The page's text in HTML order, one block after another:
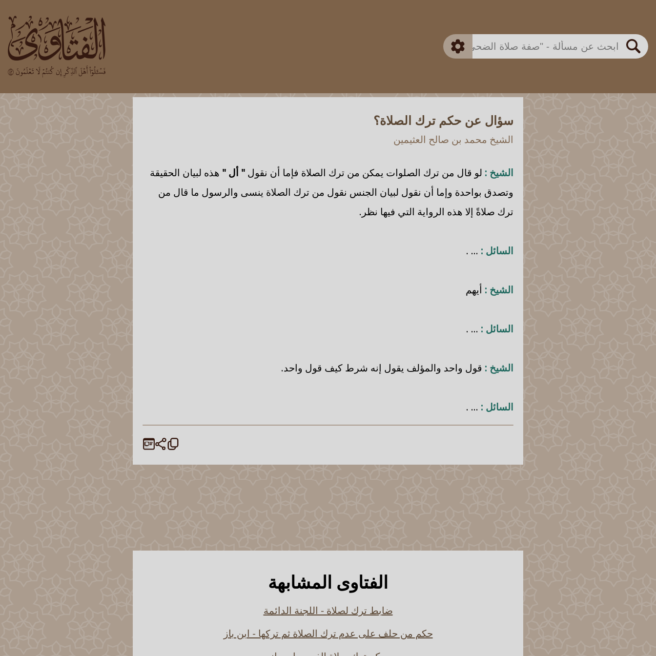
بحث
اللجنة الدائمة
متقدم
سؤال عن حكم ترك الصلاة؟
الشيخ محمد بن صالح العثيمين
الشيخ : لو قال من ترك الصلوات يمكن من ترك الصلاة فإما أن نقول " أل " هذه لبيان الحقيقة
وتصدق بواحدة وإما أن نقول لبيان الجنس نقول من ترك الصلاة ينسى والرسول ما قال من
ترك صلاةً إلا هذه الرواية التي فيها نظر.
السائل : ... .
الشيخ : أيهم
السائل : ... .
الشيخ : قول واحد والمؤلف يقول إنه شرط كيف قول واحد.
السائل : ... .
الفتاوى المشابهة
ضابط ترك لصلاة - اللجنة الدائمة
حكم من حلف على عدم ترك الصلاة ثم تركها - ابن باز